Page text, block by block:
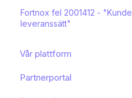
Fortnox fel 2001412 -
leveranssätt"
Vår plattform
Kom igång
Partnerportal